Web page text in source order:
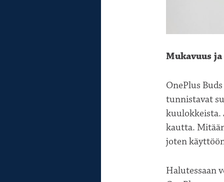
Mukavuus
OnePlus
tunnistavat
kuulokkeista.
kautta.
joten
Halutessaan